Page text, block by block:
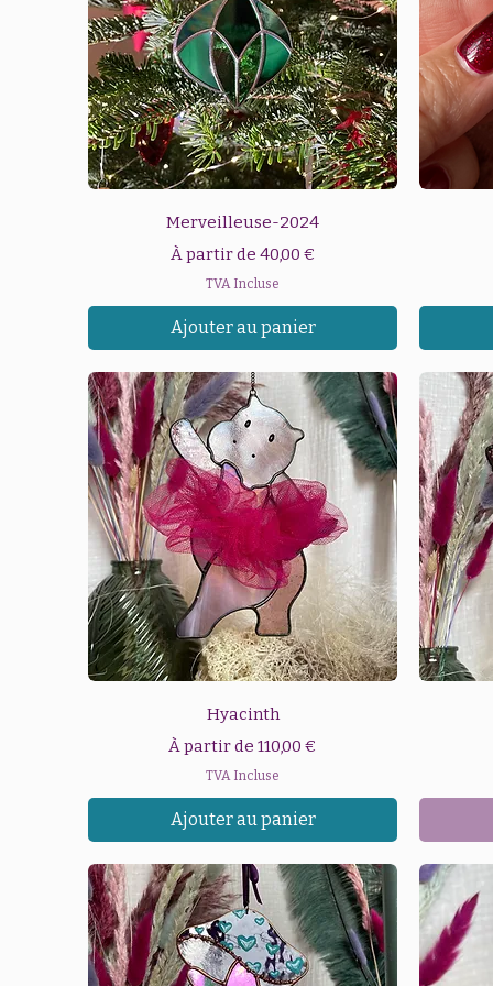
Aperçu rapide
Merveilleuse-2024
À partir de 40,00 €
Prix promotionnel
TVA Incluse
Ajouter au panier
Aperçu rapide
Hyacinth
À partir de 110,00 €
Prix promotionnel
TVA Incluse
Ajouter au panier